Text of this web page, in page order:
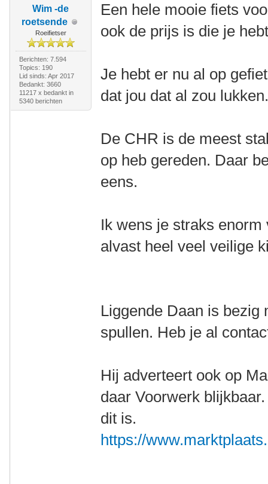
Wim -de
roetsende
Roeifietser
Berichten: 7.594
Topics: 190
Lid sinds: Apr 2017
Bedankt: 3660
11217 x bedankt in
5340 berichten
Een hele mooie fiets
ook de prijs is die je
Je hebt er nu al op
dat jou dat al zou
De CHR is de meest
op heb gereden. Daar
eens.
Ik wens je straks
alvast heel veel veilige
Liggende Daan is bezig
spullen. Heb je al
Hij adverteert ook op
daar Voorwerk
dit is.
https://